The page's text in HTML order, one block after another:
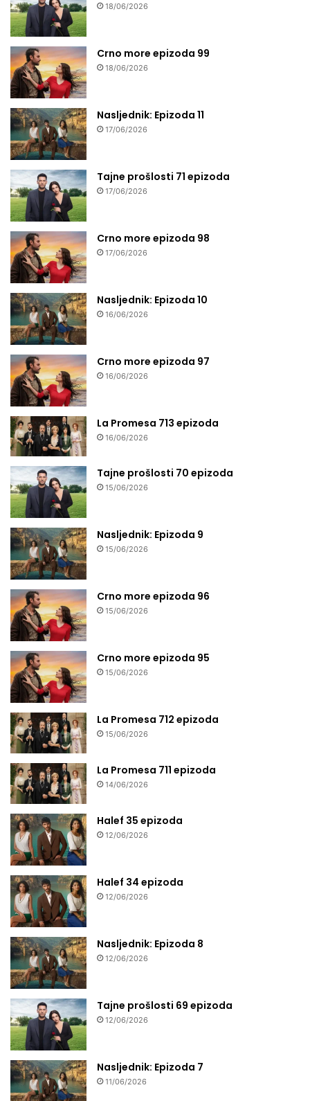
18/06/2026
Crno more epizoda 99
18/06/2026
Nasljednik: Epizoda 11
17/06/2026
Tajne prošlosti 71 epizoda
17/06/2026
Crno more epizoda 98
17/06/2026
Nasljednik: Epizoda 10
16/06/2026
Crno more epizoda 97
16/06/2026
La Promesa 713 epizoda
16/06/2026
Tajne prošlosti 70 epizoda
15/06/2026
Nasljednik: Epizoda 9
15/06/2026
Crno more epizoda 96
15/06/2026
Crno more epizoda 95
15/06/2026
La Promesa 712 epizoda
15/06/2026
La Promesa 711 epizoda
14/06/2026
Halef 35 epizoda
12/06/2026
Halef 34 epizoda
12/06/2026
Nasljednik: Epizoda 8
12/06/2026
Tajne prošlosti 69 epizoda
12/06/2026
Nasljednik: Epizoda 7
11/06/2026